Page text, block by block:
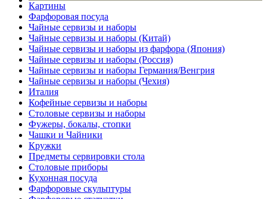
Картины
Фарфоровая посуда
Чайные сервизы и наборы
Чайные сервизы и наборы (Китай)
Чайные сервизы и наборы из фарфора (Япония)
Чайные сервизы и наборы (Россия)
Чайные сервизы и наборы Германия/Венгрия
Чайные сервизы и наборы (Чехия)
Италия
Кофейные сервизы и наборы
Столовые сервизы и наборы
Фужеры, бокалы, стопки
Чашки и Чайники
Кружки
Предметы сервировки стола
Столовые приборы
Кухонная посуда
Фарфоровые скульптуры